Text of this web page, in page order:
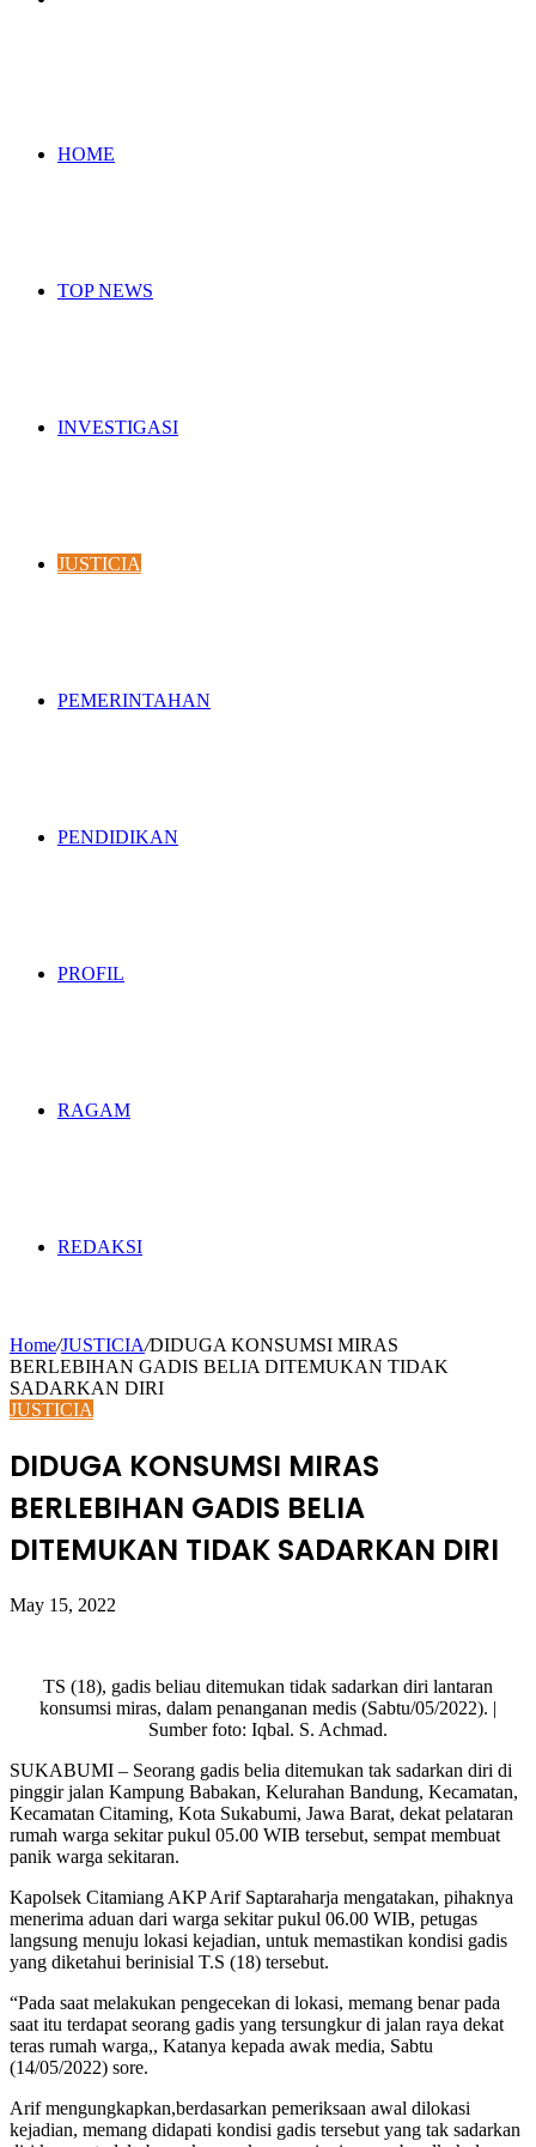
HOME
TOP NEWS
INVESTIGASI
JUSTICIA
PEMERINTAHAN
PENDIDIKAN
PROFIL
RAGAM
REDAKSI
Home/JUSTICIA/DIDUGA KONSUMSI MIRAS
BERLEBIHAN GADIS BELIA DITEMUKAN TIDAK
SADARKAN DIRI
JUSTICIA
DIDUGA KONSUMSI MIRAS
BERLEBIHAN GADIS BELIA
DITEMUKAN TIDAK SADARKAN DIRI
May 15, 2022
TS (18), gadis beliau ditemukan tidak sadarkan diri lantaran
konsumsi miras, dalam penanganan medis (Sabtu/05/2022). |
Sumber foto: Iqbal. S. Achmad.
SUKABUMI – Seorang gadis belia ditemukan tak sadarkan diri di
pinggir jalan Kampung Babakan, Kelurahan Bandung, Kecamatan,
Kecamatan Citaming, Kota Sukabumi, Jawa Barat, dekat pelataran
rumah warga sekitar pukul 05.00 WIB tersebut, sempat membuat
panik warga sekitaran.
Kapolsek Citamiang AKP Arif Saptaraharja mengatakan, pihaknya
menerima aduan dari warga sekitar pukul 06.00 WIB, petugas
langsung menuju lokasi kejadian, untuk memastikan kondisi gadis
yang diketahui berinisial T.S (18) tersebut.
“Pada saat melakukan pengecekan di lokasi, memang benar pada
saat itu terdapat seorang gadis yang tersungkur di jalan raya dekat
teras rumah warga,, Katanya kepada awak media, Sabtu
(14/05/2022) sore.
Arif mengungkapkan,berdasarkan pemeriksaan awal dilokasi
kejadian, memang didapati kondisi gadis tersebut yang tak sadarkan